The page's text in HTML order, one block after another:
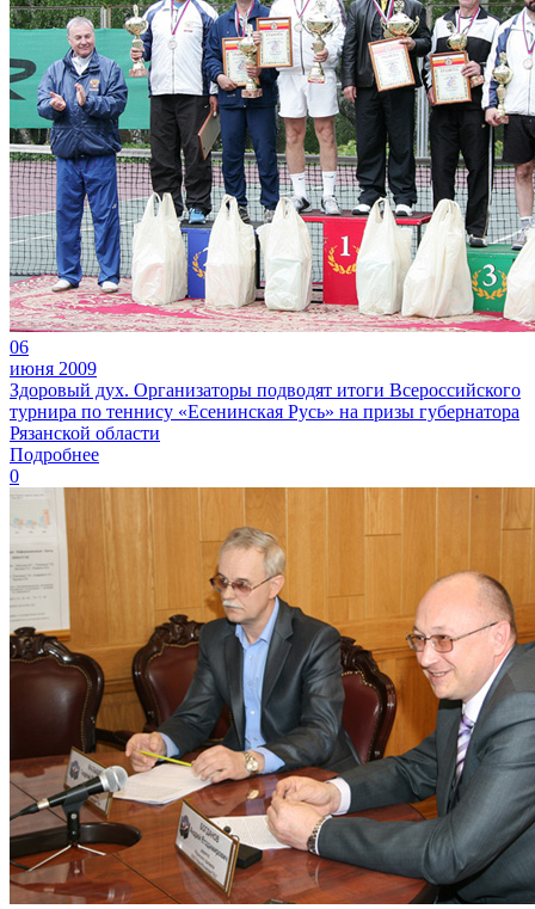
06
июня 2009
Здоровый дух. Организаторы подводят итоги Всероссийского
турнира по теннису «Есенинская Русь» на призы губернатора
Рязанской области
Подробнее
0